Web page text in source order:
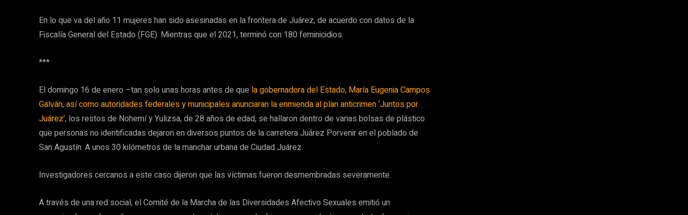
En lo que va del año 11 mujeres han sido asesinadas en la frontera de Juárez, de acuerdo con datos de la
Fiscalía General del Estado (FGE). Mientras que el 2021, terminó con 180 feminicidios.
***
El domingo 16 de enero –tan solo unas horas antes de que la gobernadora del Estado, María Eugenia Campos
Galván, así como autoridades federales y municipales anunciaran la enmienda al plan anticrimen ‘Juntos por
Juárez’, los restos de Nohemí y Yulizsa, de 28 años de edad, se hallaron dentro de varias bolsas de plástico
que personas no identificadas dejaron en diversos puntos de la carretera Juárez Porvenir en el poblado de
San Agustín. A unos 30 kilómetros de la manchar urbana de Ciudad Juárez.
Investigadores cercanos a este caso dijeron que las víctimas fueron desmembradas severamente.
A través de una red social, el Comité de la Marcha de las Diversidades Afectivo Sexuales emitió un